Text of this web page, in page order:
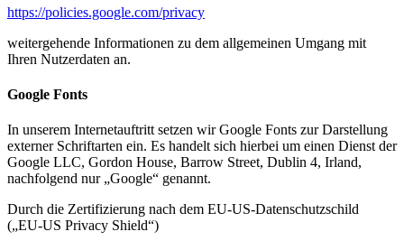
https://policies.google.com/privacy
weitergehende Informationen zu dem allgemeinen Umgang mit
Ihren Nutzerdaten an.
Google Fonts
In unserem Internetauftritt setzen wir Google Fonts zur Darstellung
externer Schriftarten ein. Es handelt sich hierbei um einen Dienst der
Google LLC, Gordon House, Barrow Street, Dublin 4, Irland,
nachfolgend nur „Google“ genannt.
Durch die Zertifizierung nach dem EU-US-Datenschutzschild
(„EU-US Privacy Shield“)